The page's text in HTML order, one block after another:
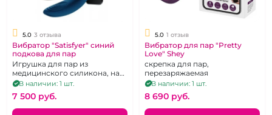
5.0 3 отзыва
Вибратор "Satisfyer" синий
подкова для пар
Игрушка для пар из
медицинского силикона, на
магнитной зарядке и пультом
управления.
В наличии: 1 шт.
7 500 pуб.
5.0 1 отзыв
Вибратор для пар "Pretty
Love" Shey
скрепка для пар,
перезаряжаемая
В наличии: 1 шт.
8 690 pуб.